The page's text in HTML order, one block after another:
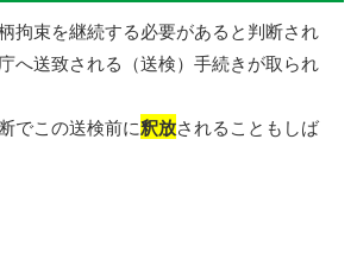
拘束を継続する必要があると判断され
へ送致される（送検）手続きが取られ
でこの送検前に釈放されることもしば